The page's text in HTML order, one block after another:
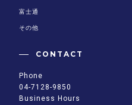
富士通
その他
CONTACT
Phone
04-7128-9850
Business Hours